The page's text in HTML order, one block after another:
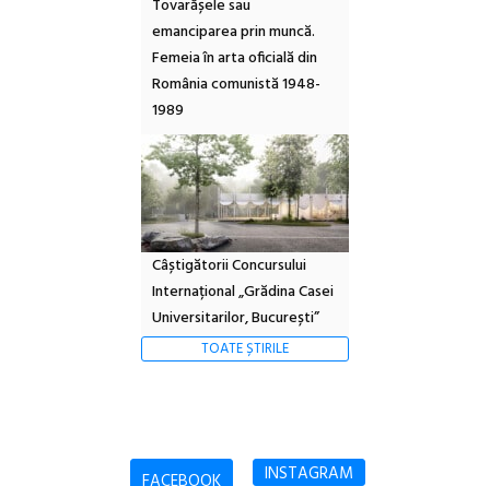
Tovarășele sau
emanciparea prin muncă.
Femeia în arta oficială din
România comunistă 1948-
1989
Câștigătorii Concursului
Internațional „Grădina Casei
Universitarilor, București”
TOATE ȘTIRILE
INSTAGRAM